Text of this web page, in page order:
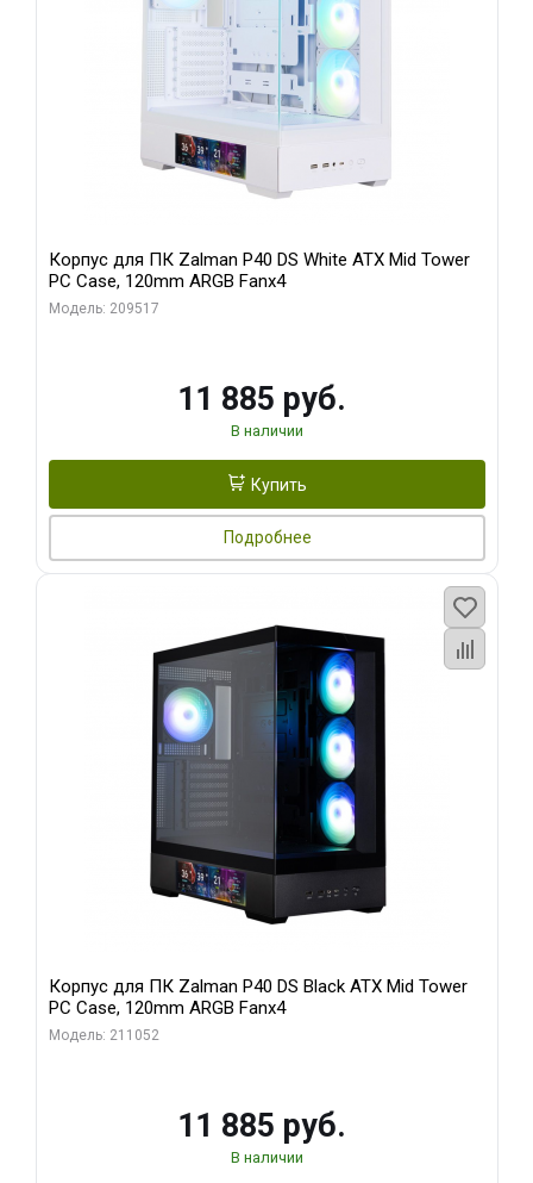
Корпус для ПК Zalman P40 DS White ATX Mid Tower
PC Case, 120mm ARGB Fanx4
Модель: 209517
11 885 руб.
В наличии
Купить
Подробнее
Корпус для ПК Zalman P40 DS Black ATX Mid Tower
PC Case, 120mm ARGB Fanx4
Модель: 211052
11 885 руб.
В наличии